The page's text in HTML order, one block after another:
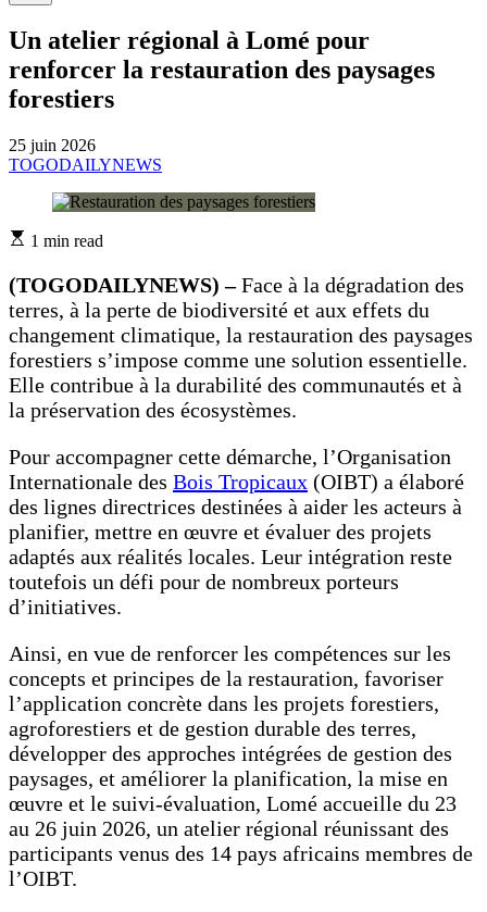
Un atelier régional à Lomé pour
renforcer la restauration des paysages
forestiers
25 juin 2026
TOGODAILYNEWS
Estimated
time
1 min read
(TOGODAILYNEWS) –Face à la dégradation des
terres, à la perte de biodiversité et aux effets du
changement climatique, la restauration des paysages
forestiers s’impose comme une solution essentielle.
Elle contribue à la durabilité des communautés et à
la préservation des écosystèmes.
Pour accompagner cette démarche, l’Organisation
Internationale des Bois Tropicaux (OIBT) a élaboré
des lignes directrices destinées à aider les acteurs à
planifier, mettre en œuvre et évaluer des projets
adaptés aux réalités locales. Leur intégration reste
toutefois un défi pour de nombreux porteurs
d’initiatives.
Ainsi, en vue de renforcer les compétences sur les
concepts et principes de la restauration, favoriser
l’application concrète dans les projets forestiers,
agroforestiers et de gestion durable des terres,
développer des approches intégrées de gestion des
paysages, et améliorer la planification, la mise en
œuvre et le suivi-évaluation, Lomé accueille du 23
au 26 juin 2026, un atelier régional réunissant des
participants venus des 14 pays africains membres de
l’OIBT.